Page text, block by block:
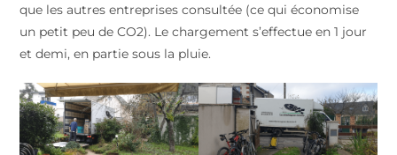
que les autres entreprises consultée (ce qui économise
un petit peu de CO2). Le chargement s’effectue en 1 jour
et demi, en partie sous la pluie.